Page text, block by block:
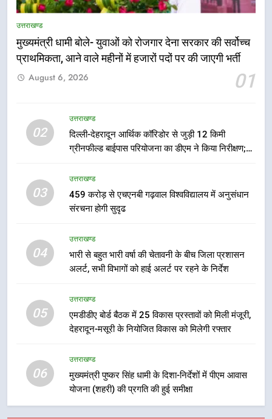
उत्तराखण्ड
मुख्यमंत्री धामी बोले- युवाओं को रोजगार देना सरकार की सर्वोच्च
प्राथमिकता, आने वाले महीनों में हजारों पदों पर की जाएगी भर्ती
01
August 6, 2026
02
उत्तराखण्ड
दिल्ली-देहरादून आर्थिक कॉरिडोर से जुड़ी 12 किमी
ग्रीनफील्ड बाईपास परियोजना का डीएम ने किया निरीक्षण;
सुरक्षा मानकों से कोई समझौता नहींः डीएम
03
उत्तराखण्ड
459 करोड़ से एचएनबी गढ़वाल विश्वविद्यालय में अनुसंधान
संरचना होगी सुदृढ
04
उत्तराखण्ड
भारी से बहुत भारी वर्षा की चेतावनी के बीच जिला प्रशासन
अलर्ट, सभी विभागों को हाई अलर्ट पर रहने के निर्देश
05
उत्तराखण्ड
एमडीडीए बोर्ड बैठक में 25 विकास प्रस्तावों को मिली मंजूरी,
देहरादून-मसूरी के नियोजित विकास को मिलेगी रफ्तार
06
उत्तराखण्ड
मुख्यमंत्री पुष्कर सिंह धामी के दिशा-निर्देशों में पीएम आवास
योजना (शहरी) की प्रगति की हुई समीक्षा
5
को मिली मंजूरी, देहरादून-मसूरी के
नियोजित विकास को मिलेगी रफ्तार
उत्तराखण्ड
की हुई समीक्षा
उत्तराखण्ड
अभियुक्त को दून पुलिस ने हरिद्वार से किया
गिरफ्तार
उत्तराखण्ड
8
भारी बारिश का अलर्ट! 6 अगस्त को
देहरादून में स्कूल बंद
1
वाले महीनों में हजारों पदों पर की जाएगी
भर्ती
उत्तराखण्ड
2